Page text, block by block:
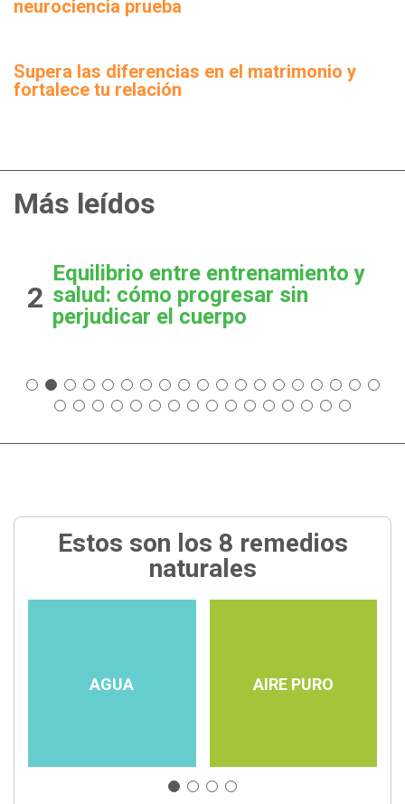
neurociencia prueba
Supera las diferencias en el matrimonio y
fortalece tu relación
Más leídos
2
Equilibrio entre entrenamiento y
salud: cómo progresar sin
perjudicar el cuerpo
Estos son los 8 remedios
naturales
AGUA AIRE PURO